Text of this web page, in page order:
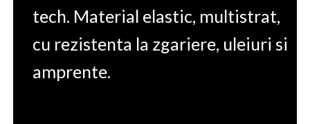
tech. Material elastic, multistrat,
cu rezistenta la zgariere, uleiuri si
amprente.